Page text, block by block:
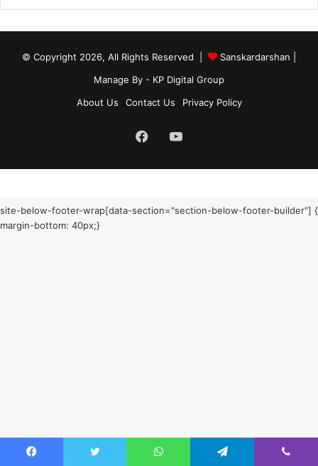
© Copyright 2026, All Rights Reserved | Sanskardarshan
Manage By - KP Digital Group
About Us
Contact Us Privacy Policy
FacebookYouTube
site-below-footer-wrap[data-section="section-below-footer-builder"] {
margin-bottom: 40px;}